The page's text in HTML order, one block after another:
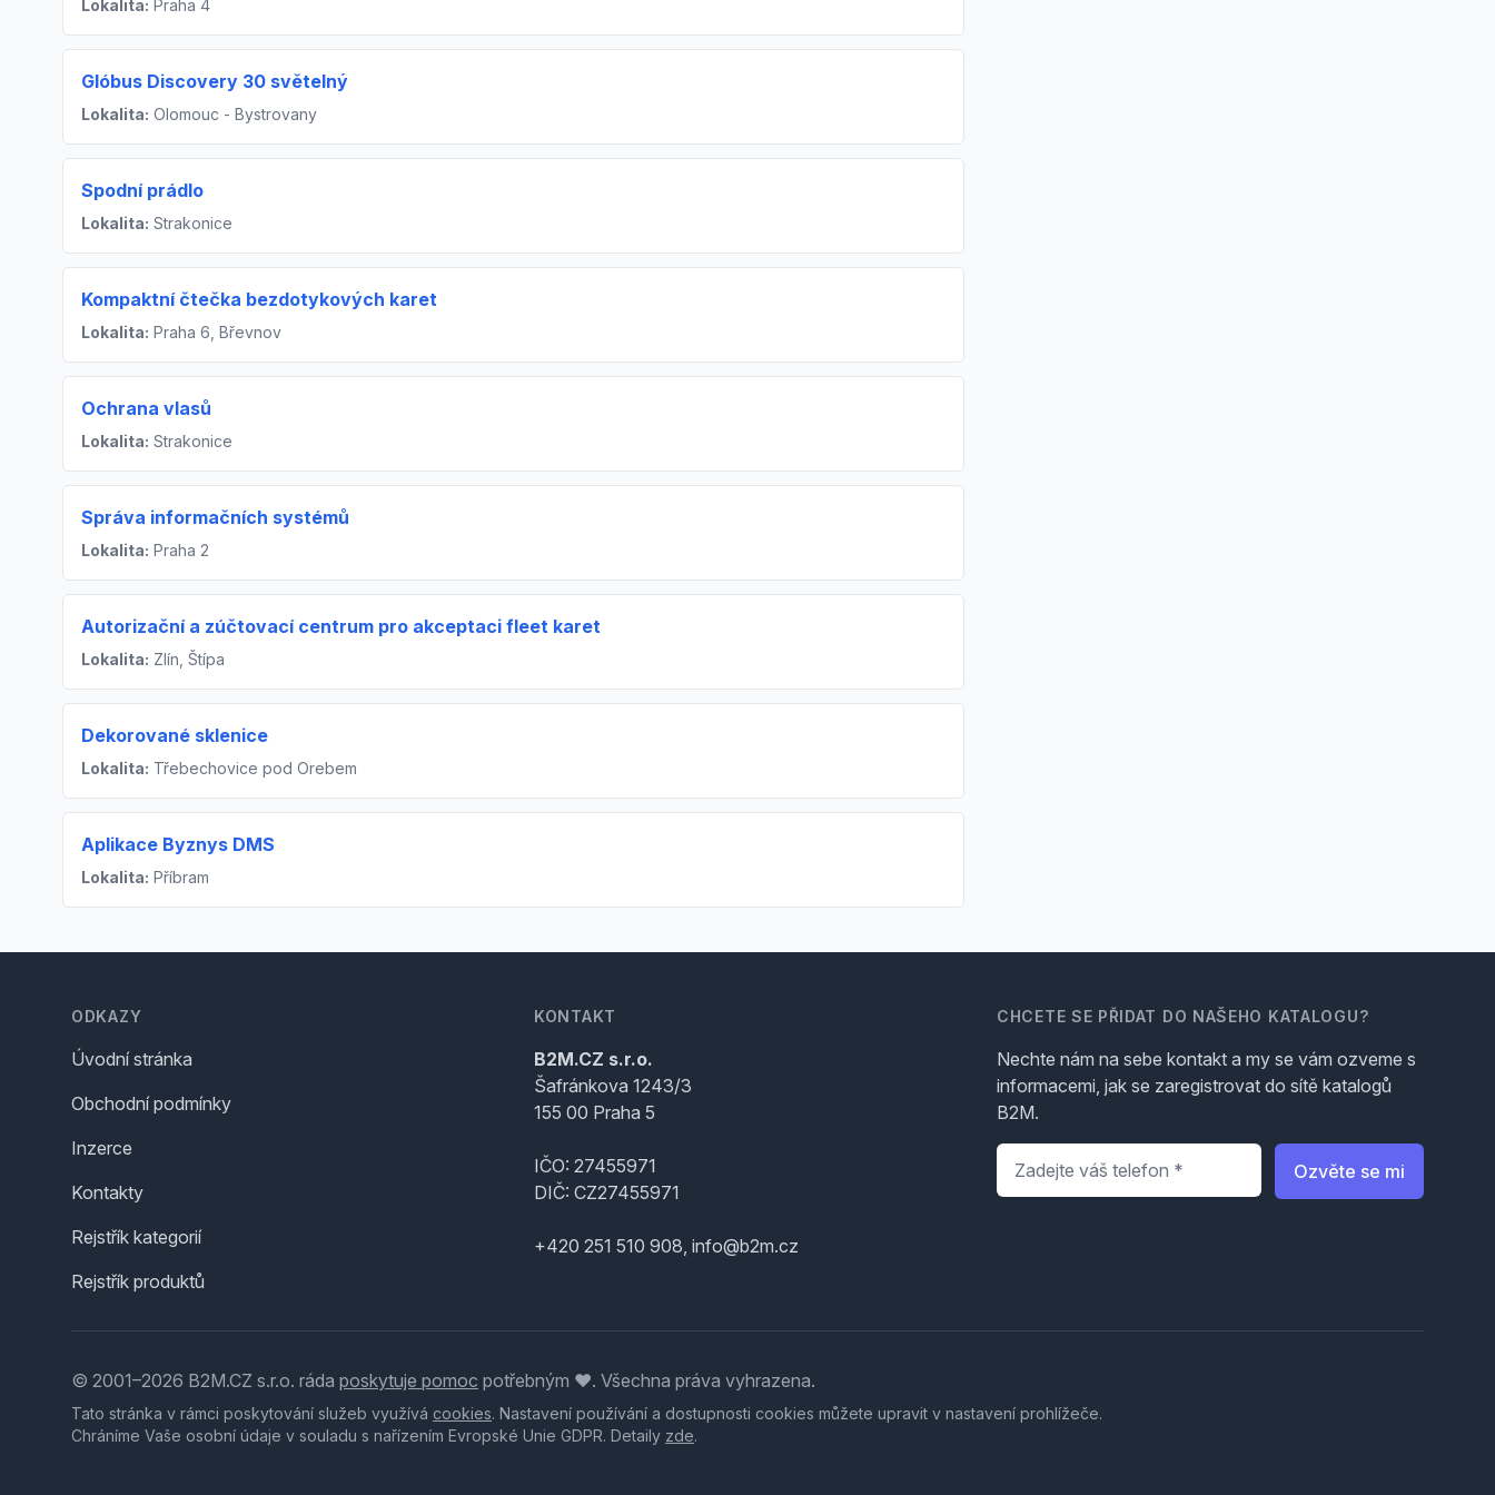
Lokalita: Praha 4
Glóbus Discovery 30 světelný
Lokalita: Olomouc - Bystrovany
Spodní prádlo
Lokalita: Strakonice
Kompaktní čtečka bezdotykových karet
Lokalita: Praha 6, Břevnov
Ochrana vlasů
Lokalita: Strakonice
Správa informačních systémů
Lokalita: Praha 2
Autorizační a zúčtovací centrum pro akceptaci fleet karet
Lokalita: Zlín, Štípa
Dekorované sklenice
Lokalita: Třebechovice pod Orebem
Aplikace Byznys DMS
Lokalita: Příbram
ODKAZY
Úvodní stránka
Obchodní podmínky
Inzerce
Kontakty
Rejstřík kategorií
Rejstřík produktů
KONTAKT
B2M.CZ s.r.o.
Šafránkova 1243/3
155 00 Praha 5
IČO: 27455971
DIČ: CZ27455971
+420 251 510 908, info@b2m.cz
CHCETE SE PŘIDAT DO NAŠEHO KATALOGU?
Nechte nám na sebe kontakt a my se vám ozveme s
informacemi, jak se zaregistrovat do sítě katalogů
B2M.
Telefon
Ozvěte se mi
© 2001–2026 B2M.CZ s.r.o. ráda poskytuje pomoc potřebným ♥️. Všechna práva vyhrazena.
Tato stránka v rámci poskytování služeb využívá cookies. Nastavení používání a dostupnosti cookies můžete upravit v nastavení prohlížeče.
Chráníme Vaše osobní údaje v souladu s nařízením Evropské Unie GDPR. Detaily zde.